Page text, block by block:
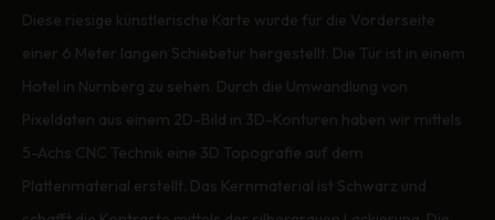
Diese riesige künstlerische Karte wurde für die Vorderseite
einer 6 Meter langen Schiebetür hergestellt. Die Tür ist in einem
Hotel in Nürnberg zu sehen. Durch die Umwandlung von
Pixeldaten aus einem 2D-Bild in 3D-Konturen haben wir mittels
5-Achs CNC Technik eine 3D Topografie auf dem
Plattenmaterial erstellt. Das Kernmaterial ist Schwarz und